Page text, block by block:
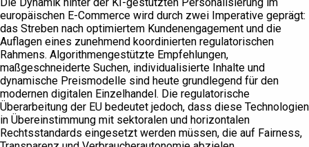
europäischen E-Commerce wird durch zwei Imperative geprägt:
das Streben nach optimiertem Kundenengagement und die
Auflagen eines zunehmend koordinierten regulatorischen
Rahmens. Algorithmengestützte Empfehlungen,
maßgeschneiderte Suchen, individualisierte Inhalte und
dynamische Preismodelle sind heute grundlegend für den
modernen digitalen Einzelhandel. Die regulatorische
Überarbeitung der EU bedeutet jedoch, dass diese Technologien
in Übereinstimmung mit sektoralen und horizontalen
Rechtsstandards eingesetzt werden müssen, die auf Fairness,